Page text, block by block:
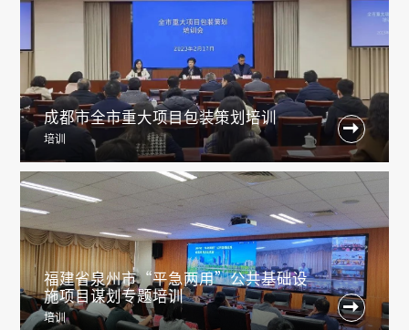
成都市全市重大项目包装策划培训
培训

福建省泉州市“平急两用”公共基础设
施项目谋划专题培训
培训
